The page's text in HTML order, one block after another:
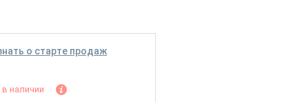
о старте продаж
в наличии